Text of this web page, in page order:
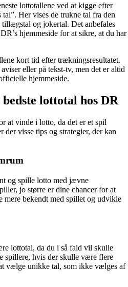
lottotallene ved at kigge efter
Her vises de trukne tal fra den
og jokertal. Det anbefales
hjemmeside for at sikre, at du har
kort tid efter trækningsresultatet.
eller på tekst-tv, men det er altid
hjemmeside.
lottotal hos DR
at vinde i lotto, da det er et spil
visse tips og strategier, der kan
og spille lotto med jævne
jo større er dine chancer for at
bekendt med spillet og udvikle
lottotal, da du i så fald vil skulle
spillere, hvis der skulle være flere
vælge unikke tal, som ikke vælges af